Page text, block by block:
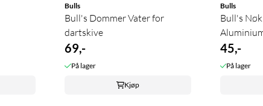
Bulls
Bull's Dommer Vater for
dartskive
69,-
På lager
Kjøp
Bulls
Bull's
45,-
På lager